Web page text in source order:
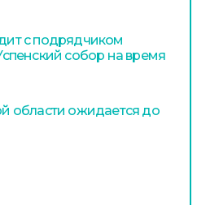
с подрядчиком
собор на время
области ожидается до